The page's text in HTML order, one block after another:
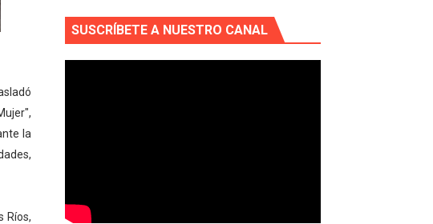
Luis Guerra
la Región Enriquillo
meses
la
Ríos,
SUSCRÍBETE A NUESTRO CANAL